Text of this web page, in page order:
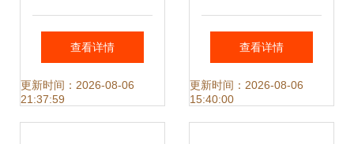
大观，展现工业之
美与建筑之魂
查看详情
更新时间：2026-08-06
21:37:59
金”——冶源镇荣源
钢结构借力“腾笼换
查看详情
更新时间：2026-08-06
15:40:00